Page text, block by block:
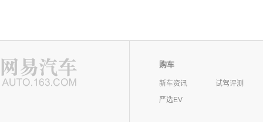
购车
新车资讯
试驾评测
严选EV